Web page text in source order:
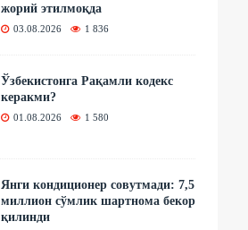
жорий этилмоқда
03.08.2026 1 836
Ўзбекистонга Рақамли кодекс
керакми?
01.08.2026 1 580
Янги кондиционер совутмади: 7,5
миллион сўмлик шартнома бекор
қилинди